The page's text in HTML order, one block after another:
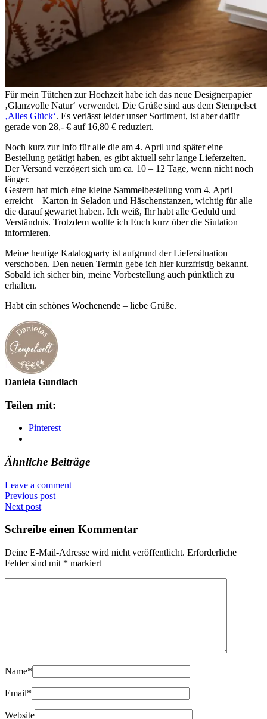
Für mein Tütchen zur Hochzeit habe ich das neue Designerpapier
‚Glanzvolle Natur‘ verwendet. Die Grüße sind aus dem Stempelset
‚Alles Glück‘. Es verlässt leider unser Sortiment, ist aber dafür
gerade von 28,- € auf 16,80 € reduziert.
Noch kurz zur Info für alle die am 4. April und später eine
Bestellung getätigt haben, es gibt aktuell sehr lange Lieferzeiten.
Der Versand verzögert sich um ca. 10 – 12 Tage, wenn nicht noch
länger.
Gestern hat mich eine kleine Sammelbestellung vom 4. April
erreicht – Karton in Seladon und Häschenstanzen, wichtig für alle
die darauf gewartet haben. Ich weiß, Ihr habt alle Geduld und
Verständnis. Trotzdem wollte ich Euch kurz über die Siutation
informieren.
Meine heutige Katalogparty ist aufgrund der Liefersituation
verschoben. Den neuen Termin gebe ich hier kurzfristig bekannt.
Sobald ich sicher bin, meine Vorbestellung auch pünktlich zu
erhalten.
Habt ein schönes Wochenende – liebe Grüße.
Daniela Gundlach
Teilen mit:
Pinterest
Ähnliche Beiträge
Leave a comment
Previous post
Next post
Schreibe einen Kommentar
Deine E-Mail-Adresse wird nicht veröffentlicht. Erforderliche
Felder sind mit * markiert
Name*
Email*
Website